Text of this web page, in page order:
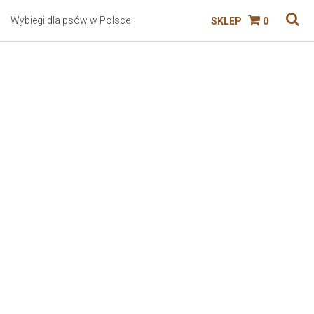
Wybiegi dla psów w Polsce SKLEP 0